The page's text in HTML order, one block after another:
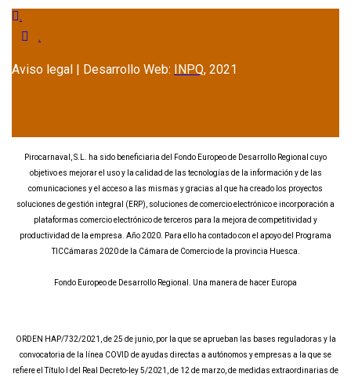
.
.
Aviso legal | Desarrollo Web: INPQ, 2021
Pirocarnaval, S.L. ha sido beneficiaria del Fondo Europeo de Desarrollo Regional cuyo
objetivo es mejorar el uso y la calidad de las tecnologías de la información y de las
comunicaciones y el acceso a las mismas y gracias al que ha creado los proyectos
soluciones de gestión integral (ERP), soluciones de comercio electrónico e incorporación a
plataformas comercio electrónico de terceros para la mejora de competitividad y
productividad de la empresa. Año 2020. Para ello ha contado con el apoyo del Programa
TICCámaras 2020 de la Cámara de Comercio de la provincia Huesca.
Fondo Europeo de Desarrollo Regional. Una manera de hacer Europa
ORDEN HAP/732/2021, de 25 de junio, por la que se aprueban las bases reguladoras y la
convocatoria de la línea COVID de ayudas directas a autónomos y empresas a la que se
refiere el Título I del Real Decreto-ley 5/2021, de 12 de marzo, de medidas extraordinarias de